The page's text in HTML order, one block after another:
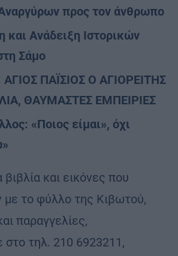
προς τον άνθρωπο
και Ανάδειξη Ιστορικών
Σάμο
ΠΑΪΣΙΟΣ Ο ΑΓΙΟΡΕΙΤΗΣ
ΘΑΥΜΑΣΤΕΣ ΕΜΠΕΙΡΙΕΣ
«Ποιος είμαι», όχι
βιβλία και εικόνες που
το φύλλο της Κιβωτού,
παραγγελίες,
στο τηλ. 210 6923211,